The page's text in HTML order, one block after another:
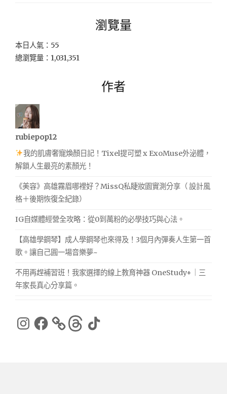
瀏覽量
本日人氣：55
總瀏覽量：1,031,351
作者
rubiepop12
我的肌膚奢寵煥顏日記！Tixel提可塑 x ExoMuse外泌體，
解鎖人生最亮的素顏光！
《美容》高雄霧眉哪裡好？MissQ私睫妝園實測分享（ 設計風
格＋後期恢復全紀錄）
IG自媒體經營全攻略：從0到萬粉的必學技巧與心法。
【高雄學鋼琴】成人學鋼琴也來得及！3個月內彈奏人生第一首
歌。讓自己圓一場音樂夢~
不用再趕補習班！我家選擇的線上教育神器 OneStudy+｜三
年家長真心分享篇。
Instagram
Facebook ThreadsTikTok